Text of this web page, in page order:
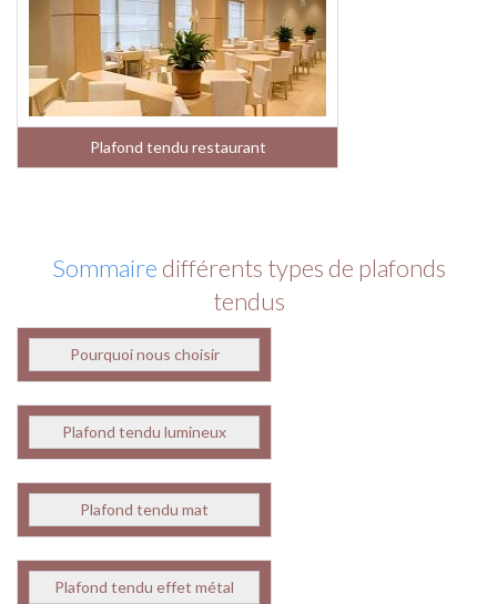
Plafond tendu restaurant
Sommaire différents types de plafonds
tendus
Pourquoi nous choisir
Plafond tendu lumineux
Plafond tendu mat
Plafond tendu effet métal